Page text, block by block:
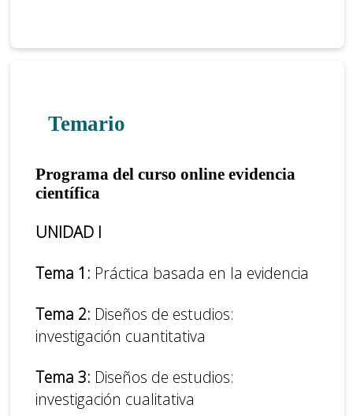
Temario
Programa del curso online evidencia
científica
UNIDAD I
Tema 1: Práctica basada en la evidencia
Tema 2: Diseños de estudios:
investigación cuantitativa
Tema 3: Diseños de estudios:
investigación cualitativa